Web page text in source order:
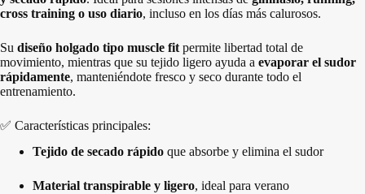
cross training o uso diario, incluso en los días más calurosos.
Su diseño holgado tipo muscle fit permite libertad total de
movimiento, mientras que su tejido ligero ayuda a evaporar el sudor
rápidamente, manteniéndote fresco y seco durante todo el
entrenamiento.
✅ Características principales:
Tejido de secado rápido que absorbe y elimina el sudor
Material transpirable y ligero, ideal para verano